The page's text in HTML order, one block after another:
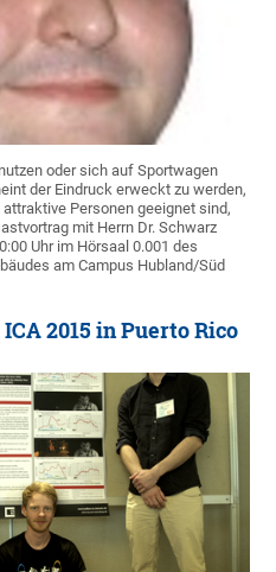
oder sich auf Sportwagen
der Eindruck erweckt zu werden,
Personen geeignet sind,
mit Herrn Dr. Schwarz
Uhr im Hörsaal 0.001 des
am Campus Hubland/Süd
2015 in Puerto Rico